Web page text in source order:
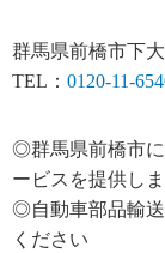
群馬県前橋市下
TEL： 0120-11-
◎群馬県前橋市
ービスを提供しま
◎自動車部品輸
ください